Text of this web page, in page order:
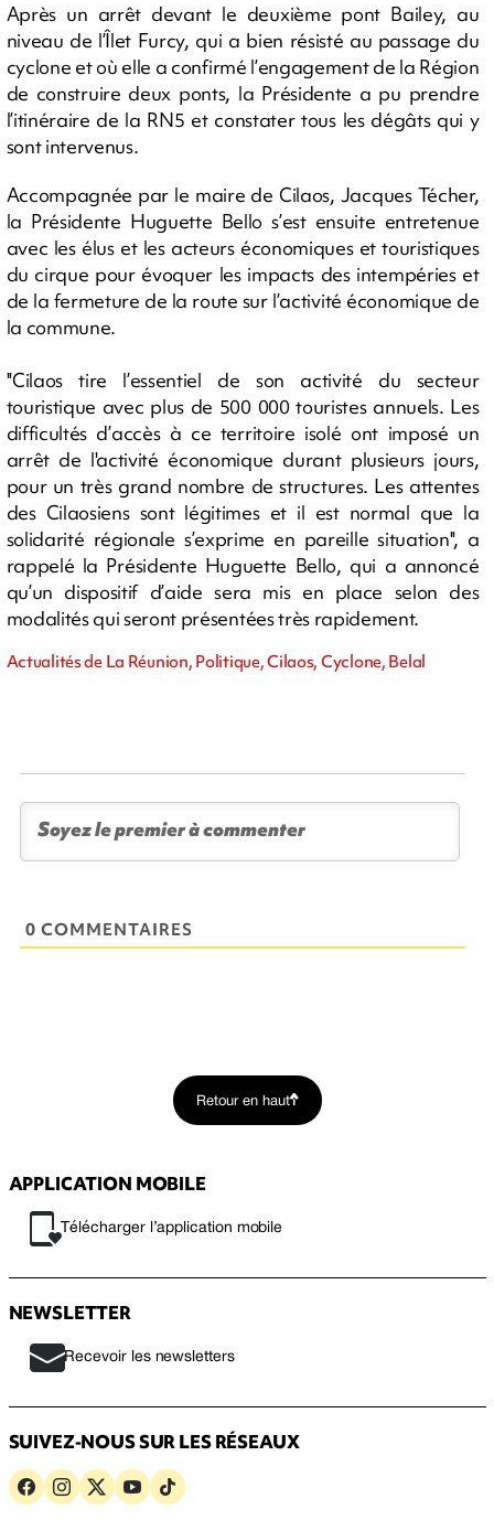
Après un arrêt devant le deuxième pont Bailey, au
niveau de l’Îlet Furcy, qui a bien résisté au passage du
cyclone et où elle a confirmé l’engagement de la Région
de construire deux ponts, la Présidente a pu prendre
l’itinéraire de la RN5 et constater tous les dégâts qui y
sont intervenus.
Accompagnée par le maire de Cilaos, Jacques Técher,
la Présidente Huguette Bello s’est ensuite entretenue
avec les élus et les acteurs économiques et touristiques
du cirque pour évoquer les impacts des intempéries et
de la fermeture de la route sur l’activité économique de
la commune.
''Cilaos tire l’essentiel de son activité du secteur
touristique avec plus de 500 000 touristes annuels. Les
difficultés d’accès à ce territoire isolé ont imposé un
arrêt de l'activité économique durant plusieurs jours,
pour un très grand nombre de structures. Les attentes
des Cilaosiens sont légitimes et il est normal que la
solidarité régionale s’exprime en pareille situation'', a
rappelé la Présidente Huguette Bello, qui a annoncé
qu’un dispositif d’aide sera mis en place selon des
modalités qui seront présentées très rapidement.
Actualités de La Réunion, Politique, Cilaos, Cyclone, Belal
0 COMMENTAIRES
Retour en haut
APPLICATION MOBILE
Télécharger l’application mobile
NEWSLETTER
Recevoir les newsletters
SUIVEZ-NOUS SUR LES RÉSEAUX